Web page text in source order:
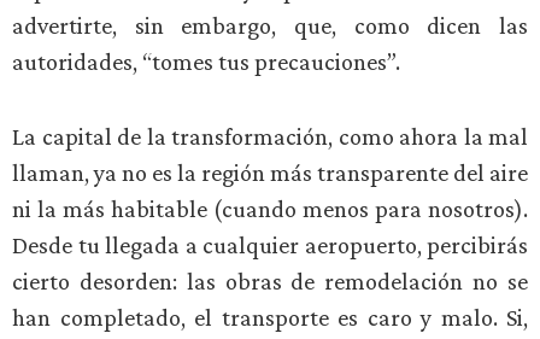
advertirte, sin embargo, que, como dicen las
autoridades, “tomes tus precauciones”.
La capital de la transformación, como ahora la mal
llaman, ya no es la región más transparente del aire
ni la más habitable (cuando menos para nosotros).
Desde tu llegada a cualquier aeropuerto, percibirás
cierto desorden: las obras de remodelación no se
han completado, el transporte es caro y malo. Si,